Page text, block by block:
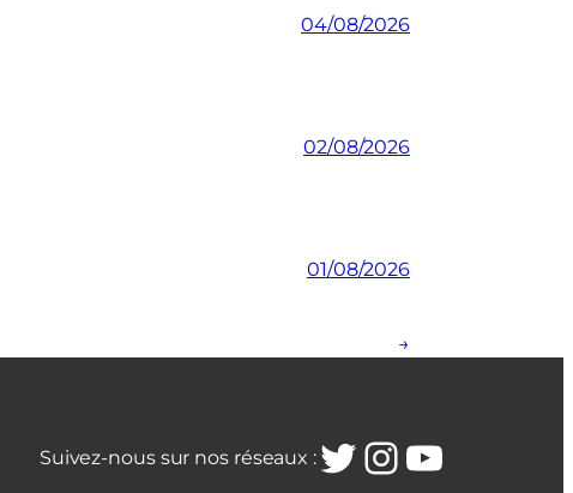
04/08/2026
02/08/2026
01/08/2026
→
Suivez-nous sur nos réseaux :Twitter